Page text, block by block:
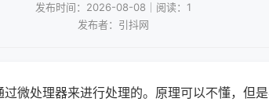
发布时间：2026-08-08｜阅读：1
发布者：引抖网
微处理器来进行处理的。原理可以不懂，但